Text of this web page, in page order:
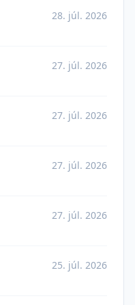
28. júl. 2026
27. júl. 2026
27. júl. 2026
27. júl. 2026
27. júl. 2026
25. júl. 2026